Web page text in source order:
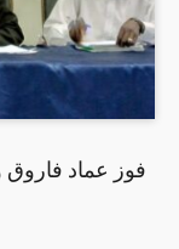
فوز عماد فاروق